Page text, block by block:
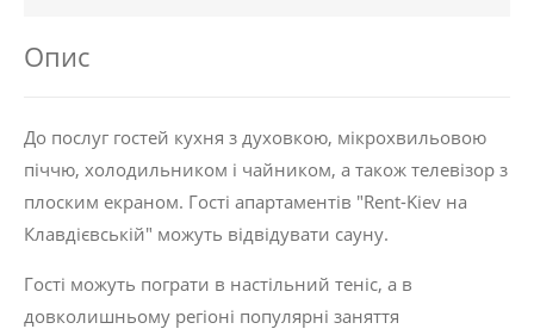
Опис
До послуг гостей кухня з духовкою, мікрохвильовою
піччю, холодильником і чайником, а також телевізор з
плоским екраном. Гості апартаментів "Rent-Kiev на
Клавдієвській" можуть відвідувати сауну.
Гості можуть пограти в настільний теніс, а в
довколишньому регіоні популярні заняття